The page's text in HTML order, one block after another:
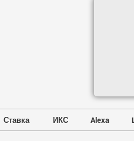
Ставка ИКС Alexa